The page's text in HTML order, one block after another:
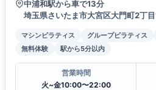
中浦和駅から車で13分
埼玉県さいたま市大宮区大門町2丁
マシンピラティス グループピラティス
無料体験
駅から5分以内
営業時間
火~金10:00〜22:00